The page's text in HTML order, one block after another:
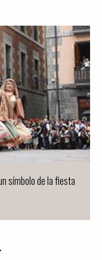
símbolo de la fiesta